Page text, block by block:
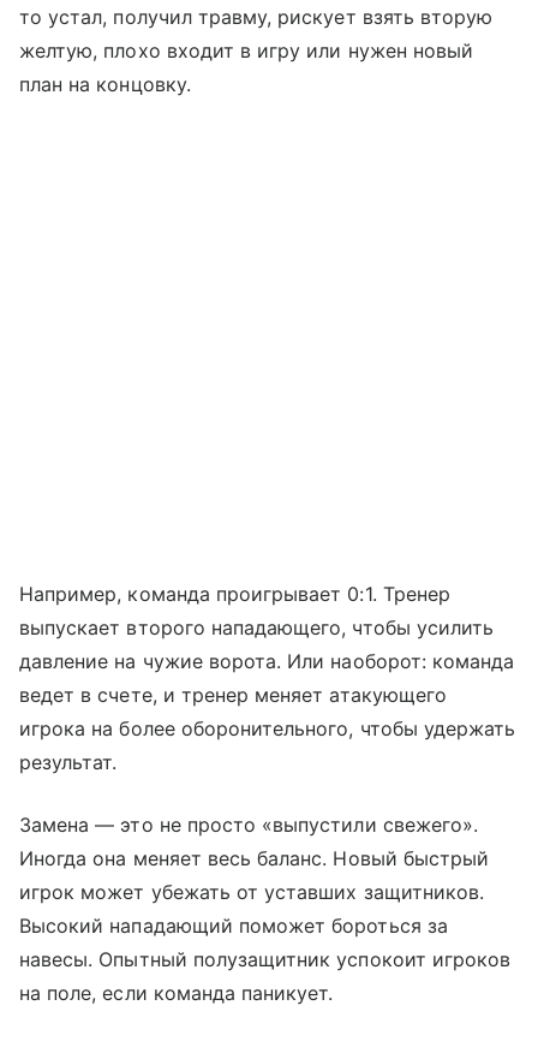
то устал, получил травму, рискует взять вторую
желтую, плохо входит в игру или нужен новый
план на концовку.
Например, команда проигрывает 0:1. Тренер
выпускает второго нападающего, чтобы усилить
давление на чужие ворота. Или наоборот: команда
ведет в счете, и тренер меняет атакующего
игрока на более оборонительного, чтобы удержать
результат.
Замена — это не просто «выпустили свежего».
Иногда она меняет весь баланс. Новый быстрый
игрок может убежать от уставших защитников.
Высокий нападающий поможет бороться за
навесы. Опытный полузащитник успокоит игроков
на поле, если команда паникует.